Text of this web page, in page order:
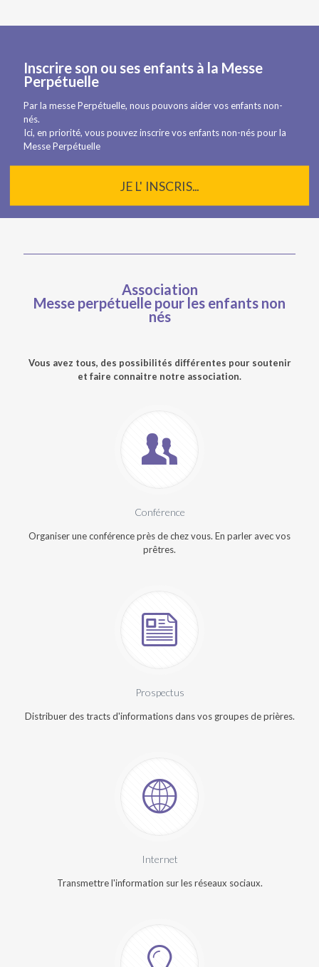
Inscrire son ou ses enfants à la Messe
Perpétuelle
Par la messe Perpétuelle, nous pouvons aider vos enfants non-
nés.
Ici, en priorité, vous pouvez inscrire vos enfants non-nés pour la
Messe Perpétuelle
JE L' INSCRIS...
Association
Messe perpétuelle pour les enfants non
nés
Vous avez tous, des possibilités différentes pour soutenir
et faire connaitre notre association.
Conférence
Organiser une conférence près de chez vous. En parler avec vos
prêtres.
Prospectus
Distribuer des tracts d'informations dans vos groupes de prières.
Internet
Transmettre l'information sur les réseaux sociaux.